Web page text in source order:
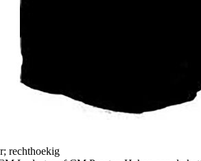
rechthoekig